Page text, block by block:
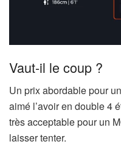
Vaut-il le coup ?
Un prix abordable pour
aimé l’avoir en double 4
très acceptable pour un
laisser tenter.